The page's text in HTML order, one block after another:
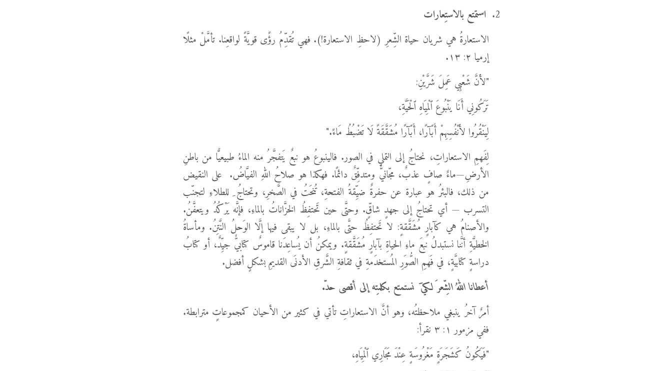
استمتع بالاستِعارات
الاستعارةُ هي شريان حياة الشِّعرِ (لاحظِ الاستعارة!). فهي تُقدِّمُ رؤًى قويَّةً لواقعِنا. تأمَّلْ مثلًا
إرميا ٢: ١٣.
"لأَنَّ شَعْبِي عَمِلَ شَرَّيْنِ:
تَرَكُونِي أَنَا يَنْبُوعَ ٱلْمِيَاهِ ٱلْحَيَّةِ،
لِيَنْقُرُوا لأَنْفُسِهِمْ أَبْآرًا، أَبْآرًا مُشَقَّقَةً لَا تَضْبُطُ مَاءً."
لِفَهمِ الاستعاراتِ، نحتاجُ إلى التملي في الصور. فالينبوعُ هو نبعٌ يَتفجَّرُ منه الماءُ طبيعيًّا من باطنِ
الأرضِ—ماءٌ صافٍ عذبٌ، مجّانيٌّ ومتدفِّقٌ دائمًا. فهكذا هو صلاحُ اللهِ الفيَّاضُ. على النقيض
من ذلك، فالبئرُ هو عبارة عن حفرةٌ ضيِّقةُ الفتحةِ، تُنحَتُ في الصَّخرِ، وتحتاجُ ِ للطلاءِ لتجنّب
التسرب — أي تحتاجُ إلى جهدٍ شاقٍّ. وحتَّى حين تَحتفِظُ الخزَّاناتُ بالماءِ، فإنَّه يَرْكُدُ ويتعفَّنُ.
والأصنامُ هي كآبارٍ مُشَقَّقةٍ: لا تَحتفِظُ حتَّى بالماءِ، بل لا يبقى فيها إلَّا الوَحلُ النَّتِنُ. ومأساةُ
الخطيَّةِ أنَّنا نستبدلُ نبعَ ماءِ الحياةِ بآبارٍ مُشَقَّقةٍ. ويمكنُ أن يُساعِدَنا قاموسٌ كتابيٌّ جيِّدٌ، أو كتابُ
دراسةٍ كتابيَّةٍ، في فَهمِ الصُّوَرِ المُستخدَمةِ في ثقافةِ الشَّرقِ الأدنَى القديمِ بشكلٍ أفضل.
أعطانا اللهُ الشِّعرَ لكي َ نستمتع بكلمتِه إلى أقصى حدّ.
أمرٌ آخرُ ينبغي ملاحظتُه، وهو أنَّ الاستعاراتِ تأتي في كثير من الأحيان كمجموعاتٍ مترابطة.
ففي مزمور ١: ٣ نقرأ:
"فَيَكُونُ كَشَجَرَةٍ مَغْرُوسَةٍ عِنْدَ مَجَارِي ٱلْمِيَاهِ،